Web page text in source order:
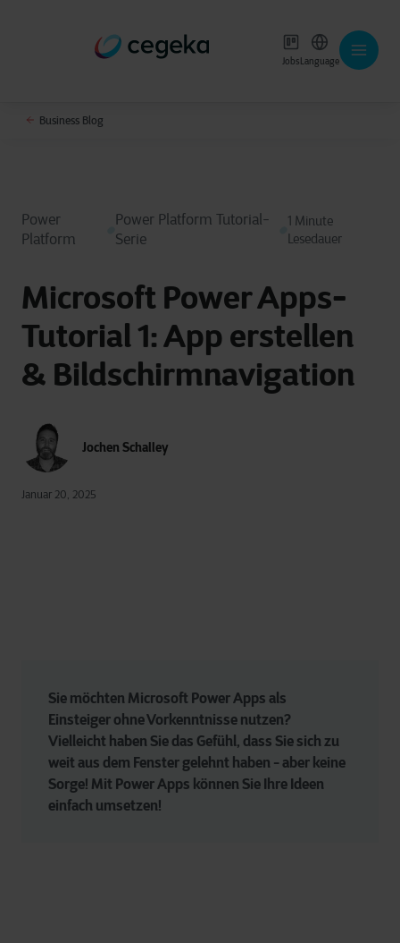
JobsLanguage
Business Blog
Power
Platform
Power Platform Tutorial-
Serie
1 Minute
Lesedauer
Microsoft Power Apps-
Tutorial 1: App erstellen
& Bildschirmnavigation
Jochen Schalley
Januar 20, 2025
Sie möchten Microsoft Power Apps als
Einsteiger ohne Vorkenntnisse nutzen?
Vielleicht haben Sie das Gefühl, dass Sie sich zu
weit aus dem Fenster gelehnt haben - aber keine
Sorge! Mit Power Apps können Sie Ihre Ideen
einfach umsetzen!